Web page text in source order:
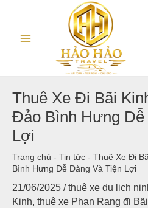
Menu
Thuê Xe Đi Bãi
Đảo Bình Hưng Dễ
Lợi
Trang chủ - Tin tức - Thuê Xe Đi
Bình Hưng Dễ Dàng Và Tiện Lợi
21/06/2025 /thuê xe du lịch
Kinh, thuê xe Phan Rang đi